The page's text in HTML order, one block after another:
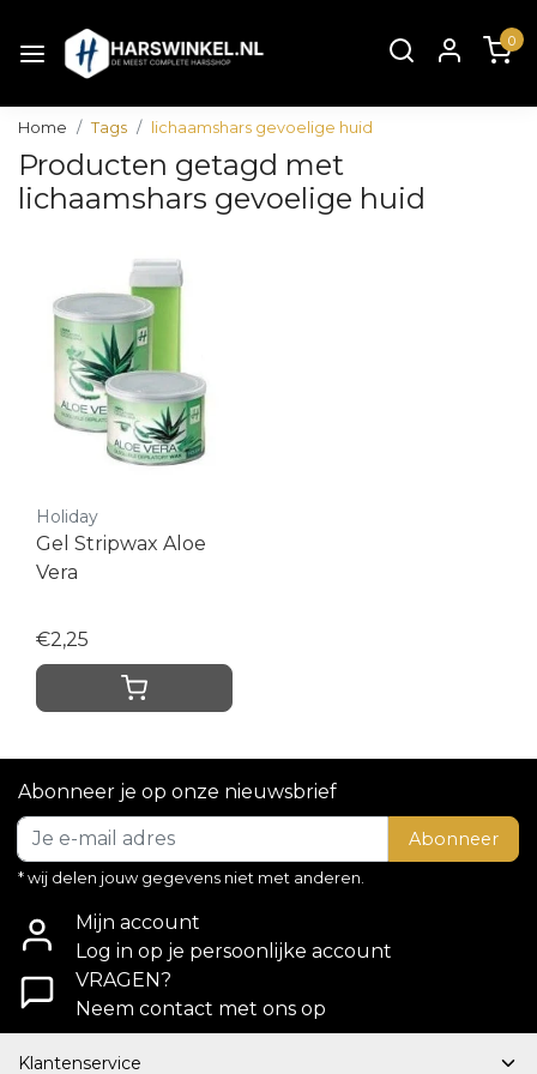
0
Home Tags lichaamshars gevoelige huid
Producten getagd met
lichaamshars gevoelige huid
Holiday
Gel Stripwax Aloe
Vera
€2,25
Abonneer je op onze nieuwsbrief
Abonneer
* wij delen jouw gegevens niet met anderen.
Mijn account
Log in op je persoonlijke account
VRAGEN?
Neem contact met ons op
Klantenservice